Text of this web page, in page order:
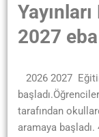
2027 eba
2026 2027
tarafından
aramaya başladı.